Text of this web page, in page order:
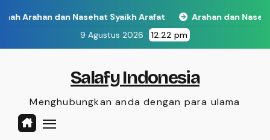
dan Nasehat Syaikh Arafat Arahan dan Nasehat
9 Agustus 2026
12:22 pm
Salafy Indonesia
Menghubungkan anda dengan para ulama